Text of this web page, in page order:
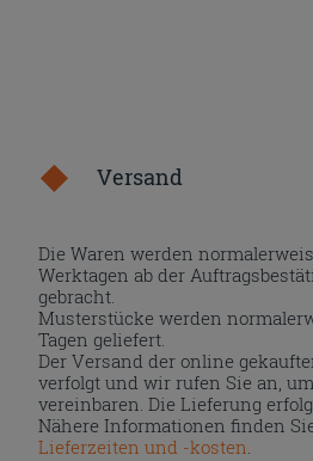
Versand
Die Waren werden
Werktagen ab der
gebracht.
Musterstücke werden
Tagen geliefert.
Der Versand der online
verfolgt und wir rufen Sie an,
vereinbaren. Die Lieferung
Nähere Informationen finden
Lieferzeiten und -kosten.